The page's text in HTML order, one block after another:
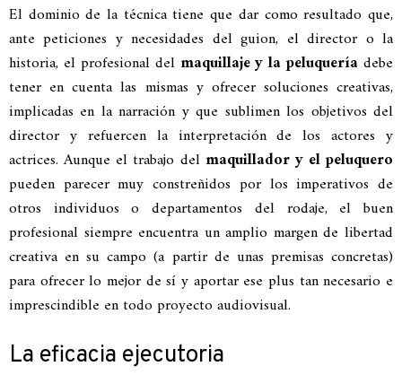
El dominio de la técnica tiene que dar como resultado que,
ante peticiones y necesidades del guion, el director o la
historia, el profesional del maquillaje y la peluquería debe
tener en cuenta las mismas y ofrecer soluciones creativas,
implicadas en la narración y que sublimen los objetivos del
director y refuercen la interpretación de los actores y
actrices. Aunque el trabajo del maquillador y el peluquero
pueden parecer muy constreñidos por los imperativos de
otros individuos o departamentos del rodaje, el buen
profesional siempre encuentra un amplio margen de libertad
creativa en su campo (a partir de unas premisas concretas)
para ofrecer lo mejor de sí y aportar ese plus tan necesario e
imprescindible en todo proyecto audiovisual.
La eficacia ejecutoria